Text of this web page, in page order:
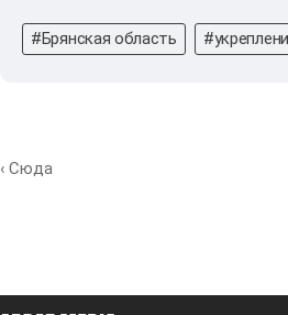
#Брянская область
‹ Сюда